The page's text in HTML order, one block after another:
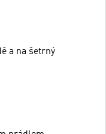
a na šetrný